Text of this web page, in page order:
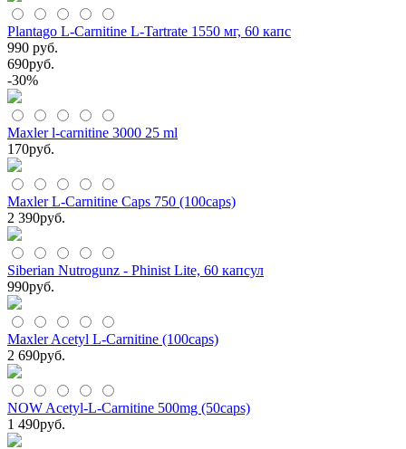
Plantago L-Carnitine L-Tartrate 1550 мг, 60 капс
990 руб.
690руб.
-30%
Maxler l-carnitine 3000 25 ml
170руб.
Maxler L-Carnitine Caps 750 (100caps)
2 390руб.
Siberian Nutrogunz - Phinist Lite, 60 капсул
990руб.
Maxler Acetyl L-Carnitine (100caps)
2 690руб.
NOW Acetyl-L-Carnitine 500mg (50caps)
1 490руб.